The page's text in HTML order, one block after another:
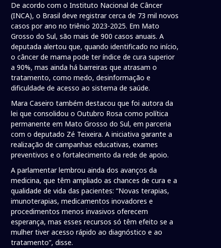
De acordo com o Instituto Nacional de Câncer
(INCA), o Brasil deve registrar cerca de 73 mil novos
casos por ano no triênio 2023-2025. Em Mato
Grosso do Sul, são mais de 900 casos anuais. A
deputada alertou que, quando identificado no início,
o câncer de mama pode ter índice de cura superior
a 90%, mas ainda há barreiras que atrasam o
tratamento, como medo, desinformação e
dificuldade de acesso ao sistema de saúde.
Mara Caseiro também destacou que foi autora da
lei que consolidou o Outubro Rosa como política
permanente em Mato Grosso do Sul, em parceria
com o deputado Zé Teixeira. A iniciativa garante a
realização de campanhas educativas, exames
preventivos e o fortalecimento da rede de apoio.
A parlamentar lembrou ainda dos avanços da
medicina, que têm ampliado as chances de cura e a
qualidade de vida das pacientes: “Novas terapias,
imunoterapias, medicamentos inovadores e
procedimentos menos invasivos oferecem
esperança, mas esses recursos só têm efeito se a
mulher tiver acesso rápido ao diagnóstico e ao
tratamento”, disse.